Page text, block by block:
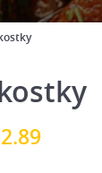
2.89